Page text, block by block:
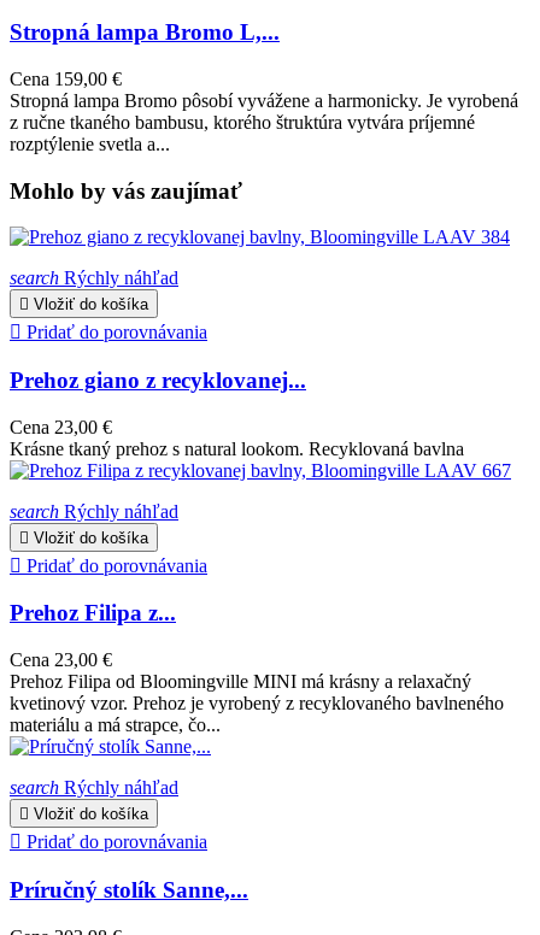
Stropná lampa Bromo L,...
Cena 159,00 €
Stropná lampa Bromo pôsobí vyvážene a harmonicky. Je vyrobená
z ručne tkaného bambusu, ktorého štruktúra vytvára príjemné
rozptýlenie svetla a...
Mohlo by vás zaujímať
search Rýchly náhľad
 Vložiť do košíka
 Pridať do porovnávania
Prehoz giano z recyklovanej...
Cena 23,00 €
Krásne tkaný prehoz s natural lookom. Recyklovaná bavlna
search Rýchly náhľad
 Vložiť do košíka
 Pridať do porovnávania
Prehoz Filipa z...
Cena 23,00 €
Prehoz Filipa od Bloomingville MINI má krásny a relaxačný
kvetinový vzor. Prehoz je vyrobený z recyklovaného bavlneného
materiálu a má strapce, čo...
search Rýchly náhľad
 Vložiť do košíka
 Pridať do porovnávania
Príručný stolík Sanne,...